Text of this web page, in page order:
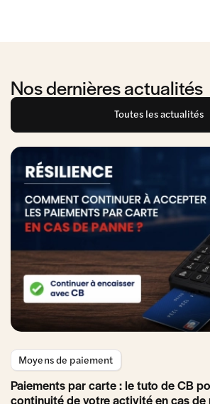
Nos dernières actualités
Toutes les actualités
Moyens de paiement
Paiements par carte : le tuto de CB
continuité de votre activité en cas de